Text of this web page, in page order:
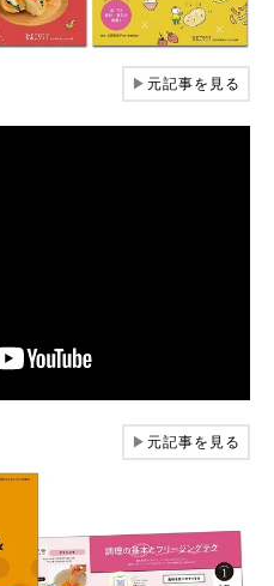
▶元記事を見る
▶元記事を見る